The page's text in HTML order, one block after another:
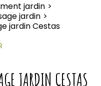
jardin
jardin
jardin Cestas
JARDIN CESTAS